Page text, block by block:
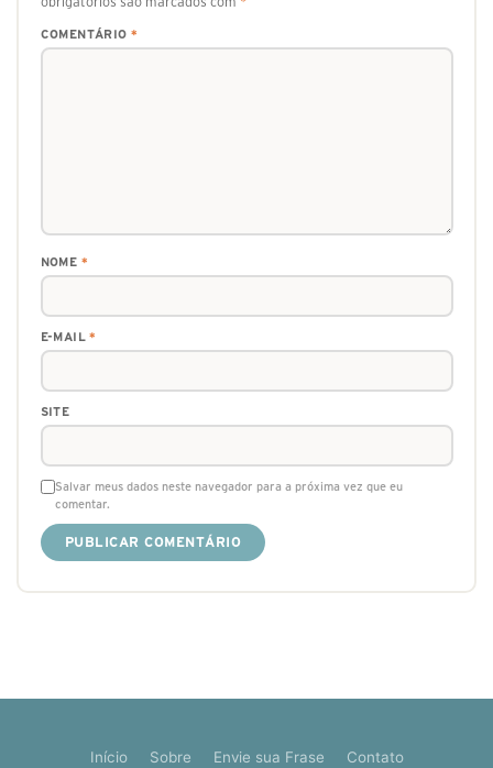
COMENTÁRIO *
NOME *
E-MAIL*
SITE
Salvar meus dados neste navegador para a próxima vez que eu
comentar.
Início Sobre Envie sua Frase Contato